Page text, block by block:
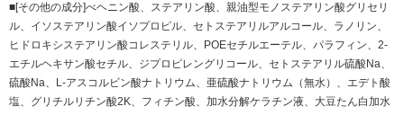
■[その他の成分]べヘニン酸、ステアリン酸、親油型モノステアリン酸グリセリ
ル、イソステアリン酸イソプロピル、セトステアリルアルコール、ラノリン、
ヒドロキシステアリン酸コレステリル、POEセチルエーテル、パラフィン、2-
エチルヘキサン酸セチル、ジプロピレングリコール、セトステアリル硫酸Na、
硫酸Na、L-アスコルビン酸ナトリウム、亜硫酸ナトリウム（無水）、エデト酸
塩、グリチルリチン酸2K、フィチン酸、加水分解ケラチン液、大豆たん白加水